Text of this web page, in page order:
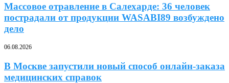
Массовое отравление в Салехарде: 36 человек
пострадали от продукции WASABI89 возбуждено
дело
06.08.2026
В Москве запустили новый способ онлайн-заказа
медицинских справок